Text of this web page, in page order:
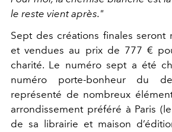
le reste vient après."
Sept des créations finales seront
et vendues au prix de 777 €
charité. Le numéro sept a été
numéro porte-bonheur du
représenté de nombreux
arrondissement préféré à Paris
de sa librairie et maison